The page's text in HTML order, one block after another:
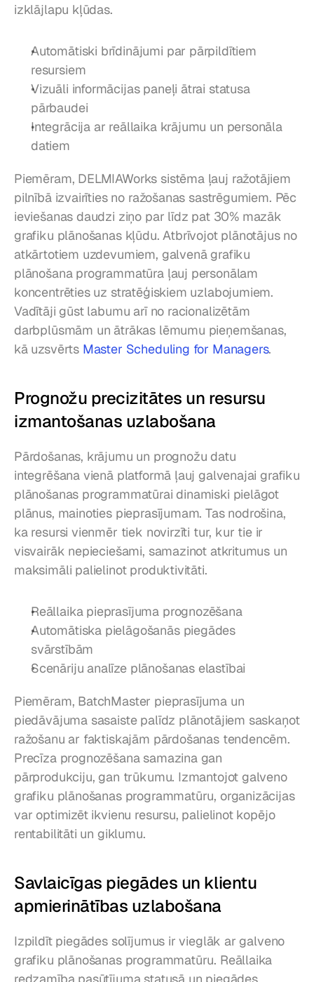
izklājlapu kļūdas.
Automātiski brīdinājumi par pārpildītiem
resursiem
Vizuāli informācijas paneļi ātrai statusa
pārbaudei
Integrācija ar reāllaika krājumu un personāla
datiem
Piemēram, DELMIAWorks sistēma ļauj ražotājiem
pilnībā izvairīties no ražošanas sastrēgumiem. Pēc
ieviešanas daudzi ziņo par līdz pat 30% mazāk
grafiku plānošanas kļūdu. Atbrīvojot plānotājus no
atkārtotiem uzdevumiem, galvenā grafiku
plānošana programmatūra ļauj personālam
koncentrēties uz stratēģiskiem uzlabojumiem.
Vadītāji gūst labumu arī no racionalizētām
darbplūsmām un ātrākas lēmumu pieņemšanas,
kā uzsvērts Master Scheduling for Managers.
Prognožu precizitātes un resursu
izmantošanas uzlabošana
Pārdošanas, krājumu un prognožu datu
integrēšana vienā platformā ļauj galvenajai grafiku
plānošanas programmatūrai dinamiski pielāgot
plānus, mainoties pieprasījumam. Tas nodrošina,
ka resursi vienmēr tiek novirzīti tur, kur tie ir
visvairāk nepieciešami, samazinot atkritumus un
maksimāli palielinot produktivitāti.
Reāllaika pieprasījuma prognozēšana
Automātiska pielāgošanās piegādes
svārstībām
Scenāriju analīze plānošanas elastībai
Piemēram, BatchMaster pieprasījuma un
piedāvājuma sasaiste palīdz plānotājiem saskaņot
ražošanu ar faktiskajām pārdošanas tendencēm.
Precīza prognozēšana samazina gan
pārprodukciju, gan trūkumu. Izmantojot galveno
grafiku plānošanas programmatūru, organizācijas
var optimizēt ikvienu resursu, palielinot kopējo
rentabilitāti un giklumu.
Savlaicīgas piegādes un klientu
apmierinātības uzlabošana
Izpildīt piegādes solījumus ir vieglāk ar galveno
grafiku plānošanas programmatūru. Reāllaika